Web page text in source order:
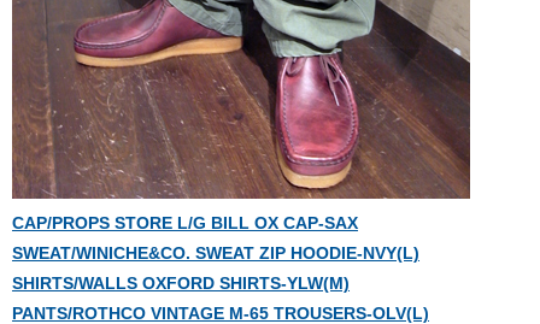
CAP/PROPS STORE L/G BILL OX CAP-SAX
SWEAT/WINICHE&CO. SWEAT ZIP HOODIE-NVY(L)
SHIRTS/WALLS OXFORD SHIRTS-YLW(M)
PANTS/ROTHCO VINTAGE M-65 TROUSERS-OLV(L)